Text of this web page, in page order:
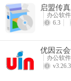
12、颜色主题
提供了 ggplot2、
可以一键转换 Excel
软件特色
启盟传
办公软件
6.3
优因云
办公软件